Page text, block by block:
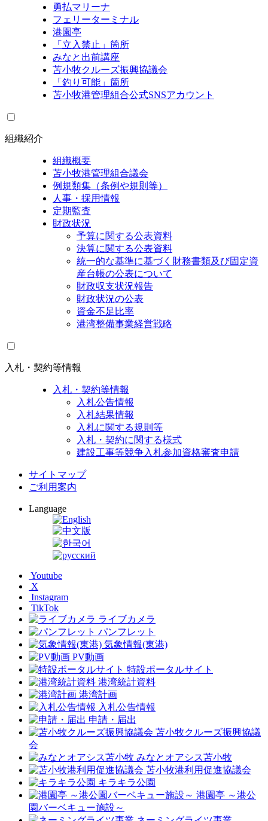
勇払マリーナ
フェリーターミナル
港園亭
「立入禁止」箇所
みなと出前講座
苫小牧クルーズ振興協議会
「釣り可能」箇所
苫小牧港管理組合公式SNSアカウント
組織紹介
組織概要
苫小牧港管理組合議会
例規類集（条例や規則等）
人事・採用情報
定期監査
財政状況
予算に関する公表資料
決算に関する公表資料
統一的な基準に基づく財務書類及び固定資
産台帳の公表について
財政収支状況報告
財政状況の公表
資金不足比率
港湾整備事業経営戦略
入札・契約等情報
入札・契約等情報
入札公告情報
入札結果情報
入札に関する規則等
入札・契約に関する様式
建設工事等競争入札参加資格審査申請
サイトマップ
ご利用案内
Language
Youtube
X
Instagram
TikTok
ライブカメラ
パンフレット
気象情報(東港)
PV動画
特設ポータルサイト
港湾統計資料
港湾計画
入札公告情報
申請・届出
苫小牧クルーズ振興協議
会
みなとオアシス苫小牧
苫小牧港利用促進協議会
キラキラ公園
港園亭 ～港公
園バーベキュー施設～